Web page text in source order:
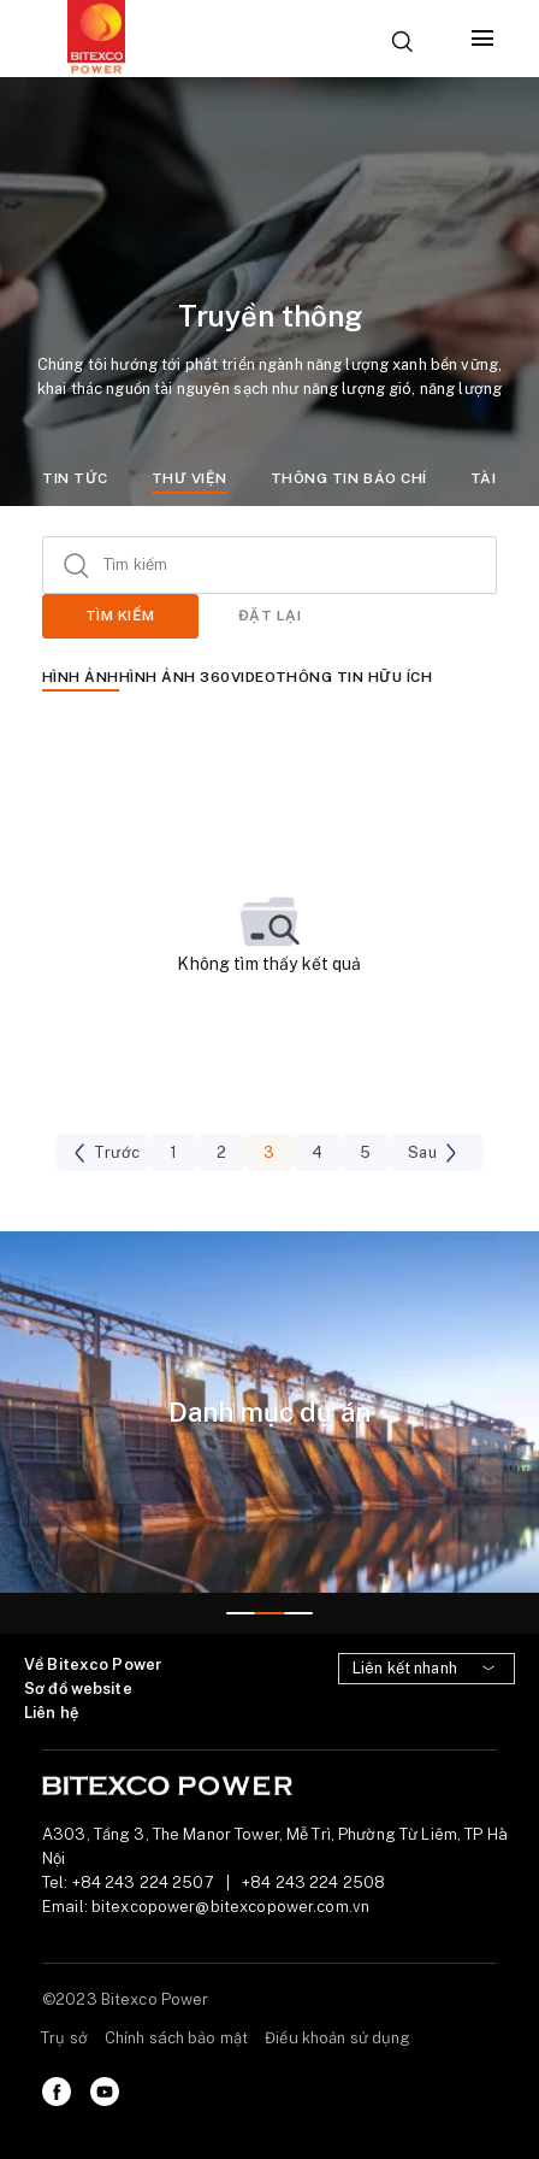
Truyền thông
Chúng tôi hướng tới phát triển ngành năng lượng xanh bền vững,
khai thác nguồn tài nguyên sạch như năng lượng gió, năng lượng
TIN TỨC THƯ VIỆN THÔNG TIN BÁO CHÍ TÀI LIỆU
TÌM KIẾM ĐẶT LẠI
HÌNH ẢNHHÌNH ẢNH 360VIDEOTHÔNG TIN HỮU ÍCH
Không tìm thấy kết quả
Trước 1 2 3 4 5 Sau
Danh mục dự án
Về Bitexco Power
Sơ đồ website
Liên hệ
A303, Tầng 3, The Manor Tower, Mễ Trì, Phường Từ Liêm, TP Hà
Nội
Tel: +84 243 224 2507
+84 243 224 2508
Email: bitexcopower@bitexcopower.com.vn
©2023 Bitexco Power
Trụ sở Chính sách bảo mật Điều khoản sử dụng